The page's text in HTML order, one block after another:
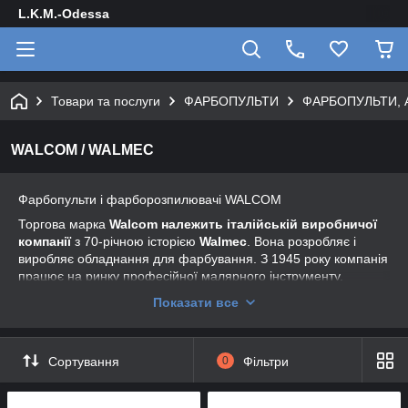
L.K.M.-Odessa
Товари та послуги ФАРБОПУЛЬТИ ФАРБОПУЛЬТИ,
WALCOM / WALMEC
Фарбопульти і фарборозпилювачі WALCOM
Торгова марка Walcom належить італійській виробничої
компаніїз 70-річною історією Walmec . Вона розробляє і
виробляє обладнання для фарбування. З 1945 року компанія
працює на ринку професійної малярного інструменту.
рішень, виробник постійно вдосконалює продукти. Вся
Професійні пневматичні пістолети Walcom бувають:
— Genesi. Инновационные профессиональные
Показати все
Сортування 0 Фільтри